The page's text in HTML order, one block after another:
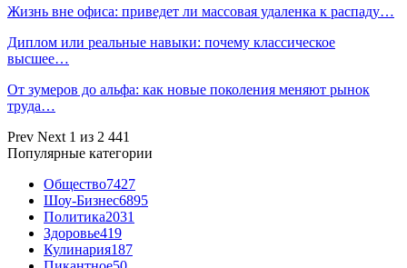
Жизнь вне офиса: приведет ли массовая удаленка к распаду…
Диплом или реальные навыки: почему классическое
высшее…
От зумеров до альфа: как новые поколения меняют рынок
труда…
Prev Next 1 из 2 441
Популярные категории
Общество7427
Шоу-Бизнес6895
Политика2031
Здоровье419
Кулинария187